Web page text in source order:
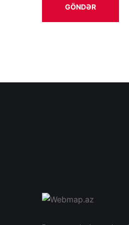
GÖNDƏR